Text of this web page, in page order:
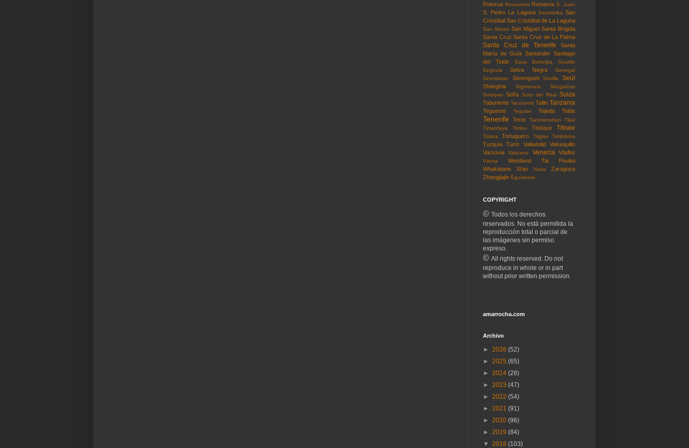
Rotorua Rovaniemi Rumanía S. Juan
S. Pedro La Laguna Saariselka San
Cristóbal San Cristóbal de La Laguna
San Mateo San Miguel Santa Brígida
Santa Cruz Santa Cruz de La Palma
Santa Cruz de Tenerife
Santa
María de Guía Santander Santiago
del Teide
Sava Bohinjka
Seattle
Segovia
Selva Negra
Senegal
Seoraksan
Serengueti Sevilla Seúl
Shanghai Sighisoara
Skogafoss
Smolyan Sofía Soto del Real Suiza
Taburiente Tacoronte Tallin Tanzania
Tegueste Teguise Tejeda Telde
Tenerife Teror Tianmenshan
Tikal
Timanfaya
Timbu Tindaya Titisee
Toliara Tortuguero Triglav Tsiribihina
Turquía Turín Valladolid
Valsequillo
Varsovia
Vaticano Venecia Vilaflor
Vitoria
Westland Tai Poutini
Whakatane
Xi'an Yaiza
Zaragoza
Zhangjiajie Éguisheim
COPYRIGHT
© Todos los derechos
reservados. No está permitida la
reproducción total o parcial de
las imágenes sin permiso
expreso.
© All rights reserved. Do not
reproduce in whole or in part
without prior written permission
amarrocha.com
Archivo
► 2026 (52)
► 2025 (65)
► 2024 (28)
► 2023 (47)
► 2022 (54)
► 2021 (91)
► 2020 (96)
► 2019 (84)
▼ 2018 (103)